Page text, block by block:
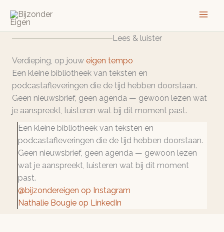
naar
de
Lees & luister
Verdieping, op jouw eigen tempo
Een kleine bibliotheek van teksten en
podcastafleveringen die de tijd hebben doorstaan.
Geen nieuwsbrief, geen agenda — gewoon lezen wat
je aanspreekt, luisteren wat bij dit moment past.
Een kleine bibliotheek van teksten en
podcastafleveringen die de tijd hebben doorstaan.
Geen nieuwsbrief, geen agenda — gewoon lezen
wat je aanspreekt, luisteren wat bij dit moment
past.
@bijzondereigen op Instagram
Nathalie Bougie op LinkedIn